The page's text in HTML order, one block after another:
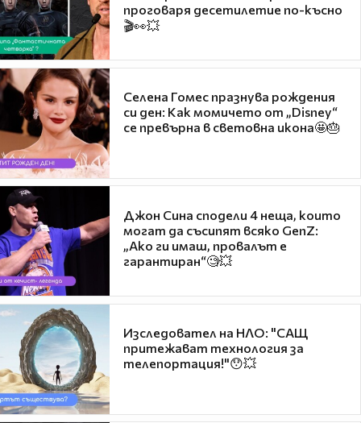
проговаря десетилетие по-късно
🎬👀💥
Селена Гомес празнува рождения
си ден: Как момичето от „Disney“
се превърна в световна икона🤩🎂
Джон Сина сподели 4 неща, които
могат да съсипят всяко GenZ:
„Ако ги имаш, провалът е
гарантиран“🧐💥
Изследовател на НЛО: "САЩ
притежават технология за
телепортация!"😯💥